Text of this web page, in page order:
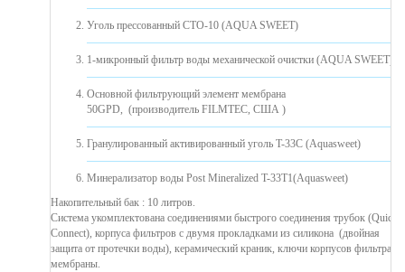
Уголь прессованный CTO-10 (AQUA SWEET)
1-микронный фильтр воды механической очистки (AQUA SWEET)
Основной фильтрующий элемент мембрана
50GPD, (производитель FILMTEC, США )
Гранулированный активированный уголь T-33C (Aquasweet)
Минерализатор воды Post Mineralized T-33T1(Aquasweet)
Накопительный бак : 10 литров.
Система укомплектована соединениями быстрого соединения трубок (Quick
Connect), корпуса фильтров с двумя прокладками из силикона ​​(двойная
защита от протечки воды), керамический краник, ключи корпусов фильтра и
мембраны.